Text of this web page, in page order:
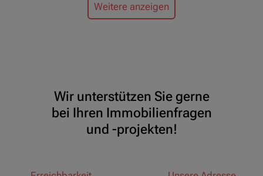
Weitere anzeigen
Wir unterstützen Sie gerne
bei Ihren Immobilienfragen
und -projekten!